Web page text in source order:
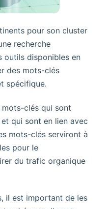
pour son cluster
recherche
outils disponibles en
des mots-clés
spécifique.
clés qui sont
qui sont en lien avec
mots-clés serviront à
pour le
du trafic organique
il est important de les